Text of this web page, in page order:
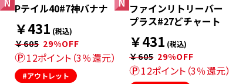
Pテイル40#7神バナナ
￥431 (税込)
￥605 29%OFF
12ポイント（3％還元）
#アウトレット
ファインリトリーバー
プラス#27どチャート
￥431 (税込)
￥605 29%OFF
12ポイント（3％還元）